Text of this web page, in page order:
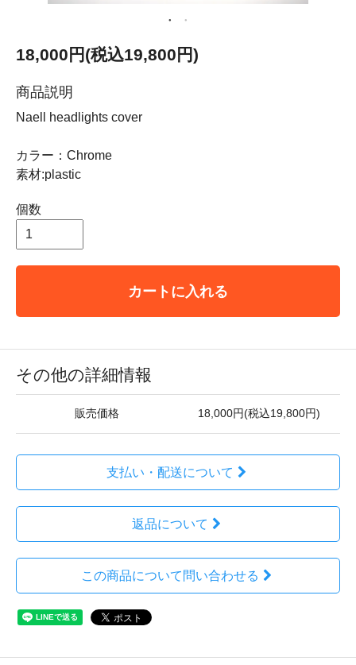
18,000円(税込19,800円)
商品説明
Naell headlights cover
カラー：Chrome
素材:plastic
個数
カートに入れる
その他の詳細情報
販売価格 18,000円(税込19,800円)
支払い・配送について
返品について
この商品について問い合わせる